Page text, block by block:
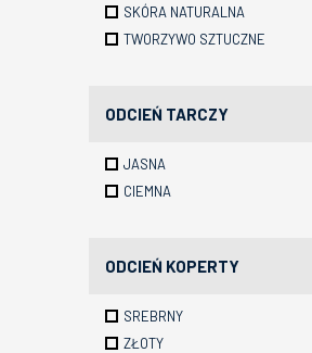
SKÓRA NATURALNA
TWORZYWO SZTUCZNE
ODCIEŃ TARCZY
JASNA
CIEMNA
ODCIEŃ KOPERTY
SREBRNY
ZŁOTY